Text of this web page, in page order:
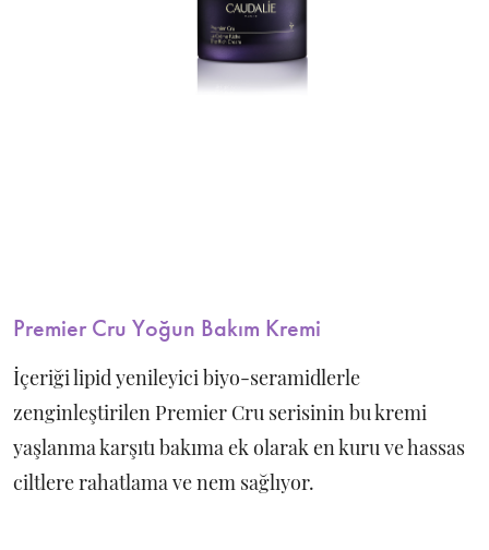
Premier Cru Yoğun Bakım Kremi
İçeriği lipid yenileyici biyo-seramidlerle
zenginleştirilen Premier Cru serisinin bu kremi
yaşlanma karşıtı bakıma ek olarak en kuru ve hassas
ciltlere rahatlama ve nem sağlıyor.